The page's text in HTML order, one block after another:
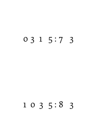
0 3 1 5 : 7 3
1 0 3 5 : 8 3